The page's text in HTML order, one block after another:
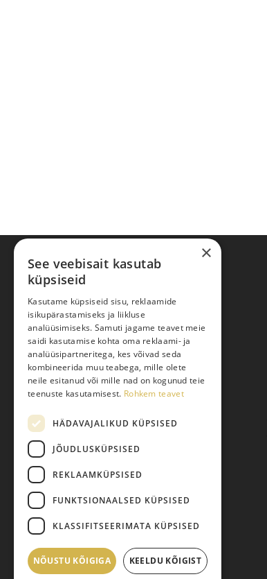
Pariisi Vesi OÜ
Tüve 54-2, Tallinn 13418
Telefon: +372 6555282
E-post: epood@pariisivesi.ee
×
See veebisait kasutab
küpsiseid
Kasutame küpsiseid sisu, reklaamide
isikupärastamiseks ja liikluse
analüüsimiseks. Samuti jagame teavet meie
saidi kasutamise kohta oma reklaami- ja
analüüsipartneritega, kes võivad seda
kombineerida muu teabega, mille olete
neile esitanud või mille nad on kogunud teie
teenuste kasutamisest. Rohkem teavet
HÄDAVAJALIKUD KÜPSISED
JÕUDLUSKÜPSISED
REKLAAMKÜPSISED
FUNKTSIONAALSED KÜPSISED
KLASSIFITSEERIMATA KÜPSISED
NÕUSTU KÕIGIGA KEELDU KÕIGIST